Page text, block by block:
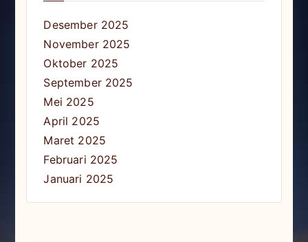
Desember 2025
November 2025
Oktober 2025
September 2025
Mei 2025
April 2025
Maret 2025
Februari 2025
Januari 2025